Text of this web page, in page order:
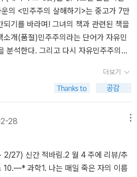
이 백인민족주의와 반페미니즘을 외치며
을 자신들의 궤도로 흡수한 상황, 즉 남
류가 이토록 활발해진 상황에서 어떤 남
고 인종주의적인 사고방식에 노출되지
저가 캘리포니아대학교 산타바바라 캠
서 총기를 난사한 사건은 ‘베타메일’과
뮤니티의 지배적인 정서와 여성혐오가
표적인 예일 것이다. 오프라인으
가 대통령으로 선출되는 충격을 경험
보가 남초 커뮤니티의 의견을 그대로 흡
비판하고 사회의 건강한 토대를 지키려
을 포함하기도 합니다. 하지만 오늘날
주의를 맹렬히 지지하는데 이르렀고 그
설로 피해가면서 지금 시점에서는 과거
변질되었습니다. 과거 보수주의에서 도
한 부분이었는데, 이것이 유명무실해 진
재의 보수는 본질적으로 엘리트 기득
었다고 볼 수 있습니다. 그것이 부정적
와 관련해, 일전에 노엄 촘스키는 현재
주장했는데요. 그의 말은 이를 명확히
에서 진술한대로 기존의 정치로서의 보
진행되었지만 그럼에도 그것이 표면적
나게 될 일은 없을 것 같다. ㅋㅋㅋㅋㅋ
서 어제 휘리릭 읽었고 백자평도 썼다.
려고 대기하고 있다가 병원 테이블에
보게 됐다. 링크한 표지는 아니고 내가
색이 안되나봐요? 괜히 이 표지 올렸다
는 건 아닐지..20대 시절의 어느 한 때, 나
읽었더랬다. 그 당시엔 뭐랄까, 나름 그
. 바자나 엘르보다 코스모폴리탄이 낫
에서 이 코스모폴리탄을 보게된 거다.
있으니 한장 한장 넘겼는데 와 ㅋㅋㅋ
어? ㅋㅋㅋㅋㅋㅋㅋㅋ죄다 화보야 ㅋㅋ
무슨 옷 얼마 누가 한 무슨 귀걸이 얼
떻게 해라 등등... 내가 보면서 '야, 마리
적 언어 사용이나 활동에 저항, 이를 바
그 철학'을 일컫기 때문이다. 내가 알기
으로 상징되는 대안우파들의 반PC는
요인들이 함께 작용했겠지만 트럼프의
대한 강준만의 지적에 미리부터 반감이
았다. 그런 생각을 담아 페이퍼를 썼었
주신 이웃덕분에 창피한 글을 내렸다.
하는 것이 얼마나 위험한지 강준만의 문
이었다. 금기와 반도덕의 이데올로기
년이 처음으로 정치적 성향을 드러내는
디어 플랫폼은 독수리눈의 관찰자들이
신주기의 감시망 안에서 불안에 떨어야
의 <민주주의 살해하기>는 중고가 7만
기를 바라며! 그녀의 책과 관련된 책을
개(품절)민주주의라는 단어가 자유민
분석한다. 그리고 다시 자유민주주의라
하면 민주주의는 살해당한 적이 없다. 다
뀌었을 뿐이다. 그와 함께 민주주의라
도 이름만 민중일 뿐, 이전과는 다른 무
는 해체될 수 있다. 바로 민주주의의 주
을 통해서다. 이 책의 원제인 Undoing t
도 하다. 출판사 책소개민주주의의 죽
는 조서이자, 과연 “민주주의는 죽었는
발제문이다. 그래서 이 책에 글을 기고
더보기
28
27) 신간 적바림.2 월 4 주에 리뷰/추
10.—* 과학1. 나는 매일 죽은 자의 이름